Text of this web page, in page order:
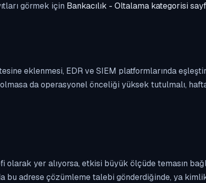
görmek için Bankacılık - Oltalama kategorisi
eklenmesi, EDR ve SIEM platformlarında
da operasyonel önceliği yüksek tutulmalı,
yer alıyorsa, etkisi büyük ölçüde temasın
adrese çözümleme talebi gönderdiğinde, ya kimlik